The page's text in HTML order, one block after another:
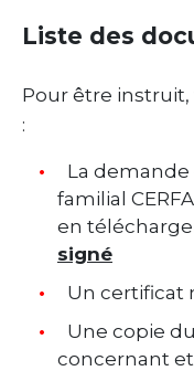
Liste des
Pour être
:
La demande
familial
en
signé
Un certificat
Une copie
concernant